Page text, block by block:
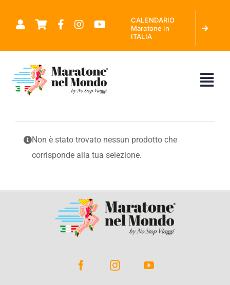
CALENDARIO
Maratone in
ITALIA
CHI SIAMO
MARATONE NEL MONDO
CALENDARIO MARATONE IN ITALIA
RICHIEDI PREVENTIVO
Non è stato trovato nessun prodotto che
corrisponde alla tua selezione.